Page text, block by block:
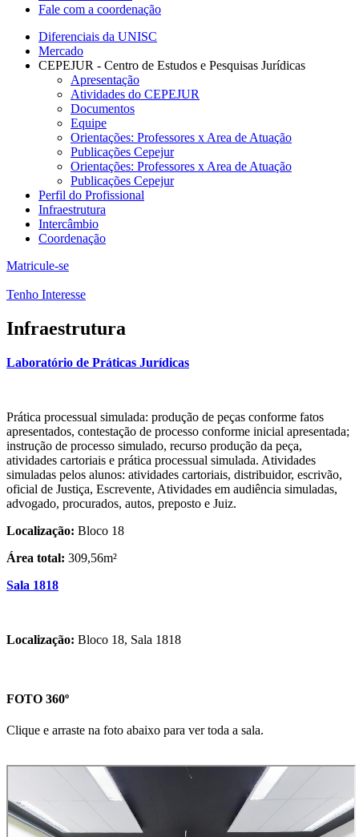
Fale com a coordenação
Diferenciais da UNISC
Mercado
CEPEJUR - Centro de Estudos e Pesquisas Jurídicas
Apresentação
Atividades do CEPEJUR
Documentos
Equipe
Orientações: Professores x Area de Atuação
Publicações Cepejur
Orientações: Professores x Area de Atuação
Publicações Cepejur
Perfil do Profissional
Infraestrutura
Intercâmbio
Coordenação
Matricule-se
Tenho Interesse
Infraestrutura
Laboratório de Práticas Jurídicas
Prática processual simulada: produção de peças conforme fatos
apresentados, contestação de processo conforme inicial apresentada;
instrução de processo simulado, recurso produção da peça,
atividades cartoriais e prática processual simulada. Atividades
simuladas pelos alunos: atividades cartoriais, distribuidor, escrivão,
oficial de Justiça, Escrevente, Atividades em audiência simuladas,
advogado, procurados, autos, preposto e Juiz.
Localização: Bloco 18
Área total: 309,56m²
Sala 1818
Localização: Bloco 18, Sala 1818
FOTO 360º
Clique e arraste na foto abaixo para ver toda a sala.